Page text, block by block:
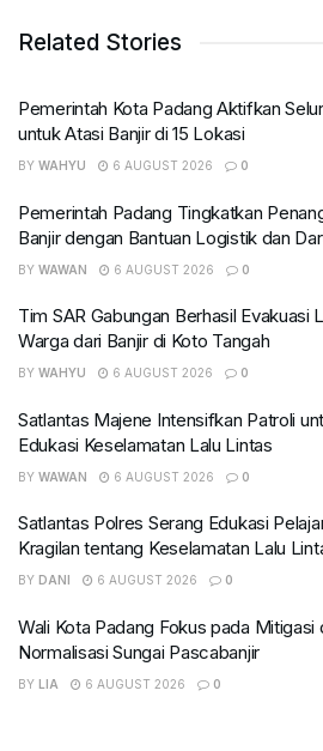
Related Stories
Pemerintah Kota Padang Aktifkan
untuk Atasi Banjir di 15 Lokasi
BY WAHYU 6 AUGUST 2026 0
Pemerintah Padang Tingkatkan
Banjir dengan Bantuan Logistik dan
BY WAWAN 6 AUGUST 2026 0
Tim SAR Gabungan Berhasil Evakuasi
Warga dari Banjir di Koto Tangah
BY WAHYU 6 AUGUST 2026 0
Satlantas Majene Intensifkan Patroli
Edukasi Keselamatan Lalu Lintas
BY WAWAN 6 AUGUST 2026 0
Satlantas Polres Serang Edukasi
Kragilan tentang Keselamatan Lalu
BY DANI 6 AUGUST 2026 0
Wali Kota Padang Fokus pada Mitigasi
Normalisasi Sungai Pascabanjir
BY LIA 6 AUGUST 2026 0